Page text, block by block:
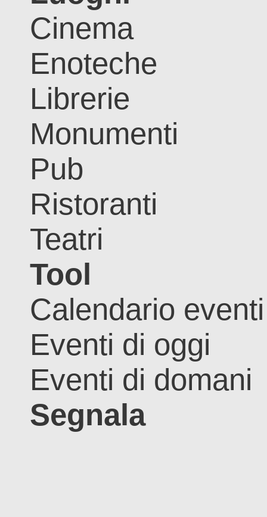
Cinema
Enoteche
Librerie
Monumenti
Pub
Ristoranti
Teatri
Tool
Calendario eventi
Eventi di oggi
Eventi di domani
Segnala